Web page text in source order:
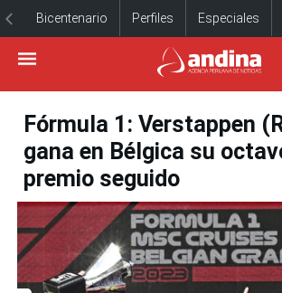
Bicentenario Perfiles Especiales
Fórmula 1: Verstappen
gana en Bélgica su
premio seguido